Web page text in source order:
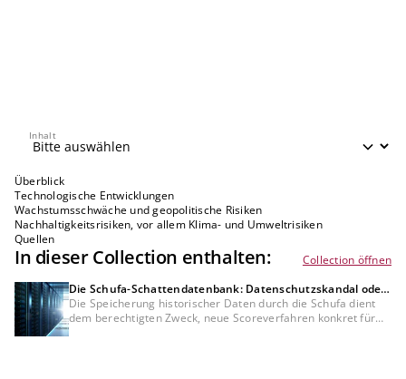
Inhalt
Inhalt
Überblick
Technologische Entwicklungen
Wachstumsschwäche und geopolitische Risiken
Nachhaltigkeitsrisiken, vor allem Klima- und Umweltrisiken
Quellen
In dieser Collection enthalten:
Collection öffnen
Die Schufa-Schattendatenbank: Datenschutzskandal oder
Bedürfnis der Kreditwirtschaft?
Die Speicherung historischer Daten durch die Schufa dient
dem berechtigten Zweck, neue Scoreverfahren konkret für